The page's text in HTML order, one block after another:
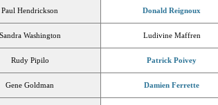
Paul Hendrickson Donald Reignoux
Sandra Washington Ludivine Maffren
Rudy Pipilo Patrick Poivey
Gene Goldman Damien Ferrette